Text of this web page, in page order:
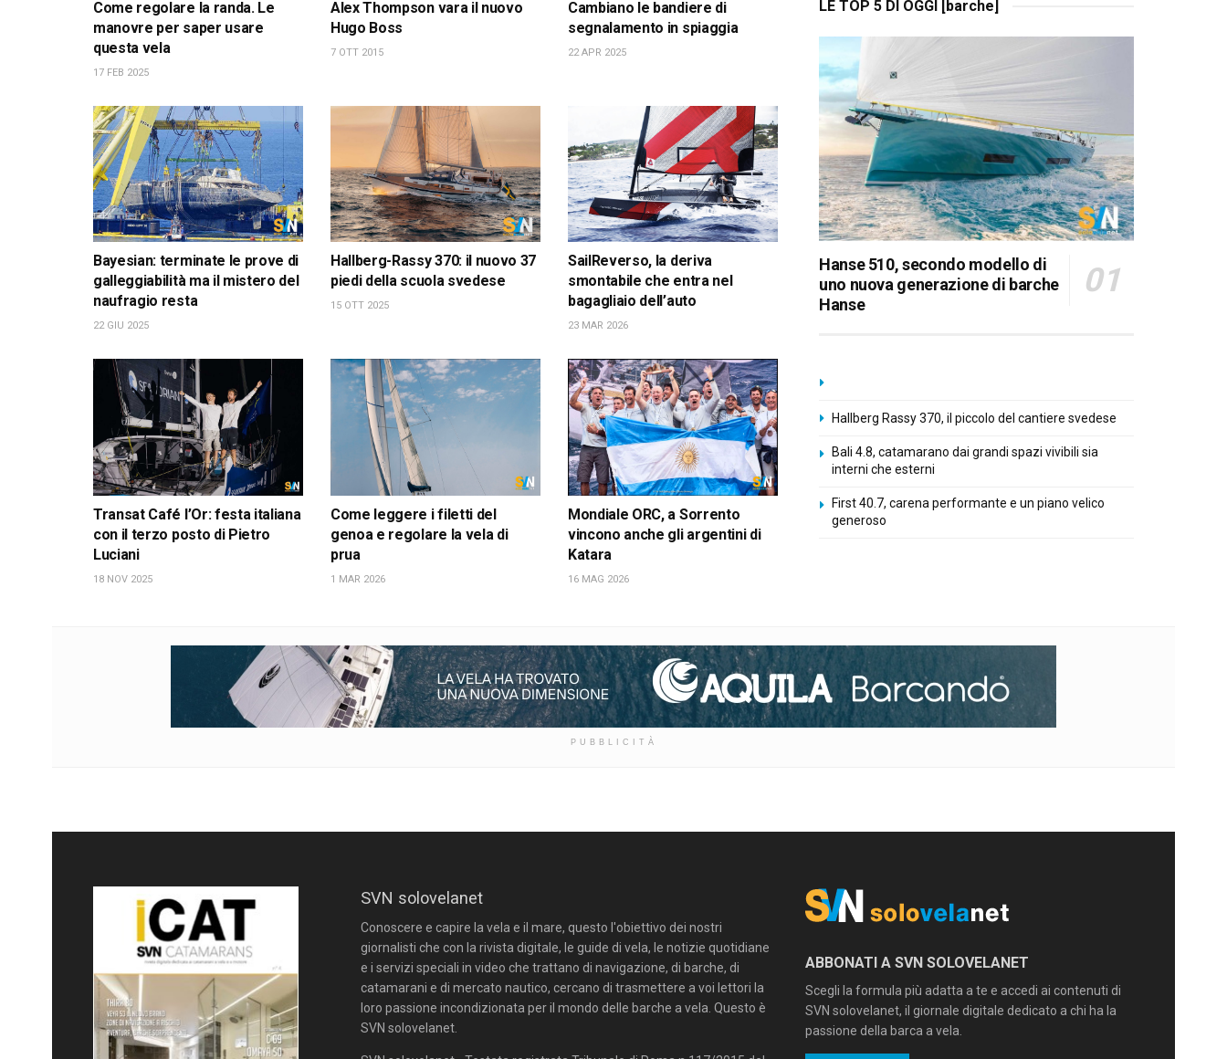
Come regolare la randa. Le
manovre per saper usare
questa vela
17 FEB 2025
Alex Thompson vara il nuovo
Hugo Boss
7 OTT 2015
Cambiano le bandiere di
segnalamento in spiaggia
22 APR 2025
Bayesian: terminate le prove di
galleggiabilità ma il mistero del
naufragio resta
22 GIU 2025
Hallberg-Rassy 370: il nuovo 37
piedi della scuola svedese
15 OTT 2025
SailReverso, la deriva
smontabile che entra nel
bagagliaio dell’auto
23 MAR 2026
Transat Café l’Or: festa italiana
con il terzo posto di Pietro
Luciani
18 NOV 2025
Come leggere i filetti del
genoa e regolare la vela di
prua
1 MAR 2026
Mondiale ORC, a Sorrento
vincono anche gli argentini di
Katara
16 MAG 2026
LE TOP 5 DI OGGI [barche]
Hanse 510, secondo modello di
uno nuova generazione di barche
Hanse
Hallberg Rassy 370, il piccolo del cantiere svedese
Bali 4.8, catamarano dai grandi spazi vivibili sia
interni che esterni
First 40.7, carena performante e un piano velico
generoso
PUBBLICITÀ
SVN solovelanet
Conoscere e capire la vela e il mare, questo l'obiettivo dei nostri
giornalisti che con la rivista digitale, le guide di vela, le notizie quotidiane
e i servizi speciali in video che trattano di navigazione, di barche, di
catamarani e di mercato nautico, cercano di trasmettere a voi lettori la
loro passione incondizionata per il mondo delle barche a vela. Questo è
SVN solovelanet.
ABBONATI A SVN SOLOVELANET
Scegli la formula più adatta a te e accedi ai contenuti di
SVN solovelanet, il giornale digitale dedicato a chi ha la
passione della barca a vela.